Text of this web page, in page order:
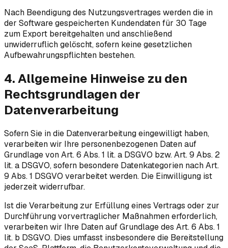
Nach Beendigung des Nutzungsvertrages werden die in
der Software gespeicherten Kundendaten für 30 Tage
zum Export bereitgehalten und anschließend
unwiderruflich gelöscht, sofern keine gesetzlichen
Aufbewahrungspflichten bestehen.
4. Allgemeine Hinweise zu den
Rechtsgrundlagen der
Datenverarbeitung
Sofern Sie in die Datenverarbeitung eingewilligt haben,
verarbeiten wir Ihre personenbezogenen Daten auf
Grundlage von Art. 6 Abs. 1 lit. a DSGVO bzw. Art. 9 Abs. 2
lit. a DSGVO, sofern besondere Datenkategorien nach Art.
9 Abs. 1 DSGVO verarbeitet werden. Die Einwilligung ist
jederzeit widerrufbar.
Ist die Verarbeitung zur Erfüllung eines Vertrags oder zur
Durchführung vorvertraglicher Maßnahmen erforderlich,
verarbeiten wir Ihre Daten auf Grundlage des Art. 6 Abs. 1
lit. b DSGVO. Dies umfasst insbesondere die Bereitstellung